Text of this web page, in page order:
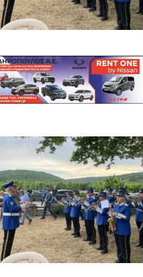
Πολιτική
Αστυνομικό Δελτίο